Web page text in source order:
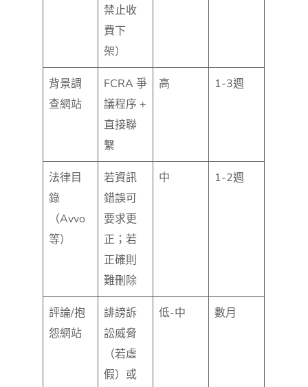
禁止收
費下
架）
背景調
查網站
FCRA 爭
議程序 +
直接聯
繫
高 1-3週
法律目
錄
（Avvo
等）
若資訊
錯誤可
要求更
正；若
正確則
難刪除
中 1-2週
評論/抱
怨網站
誹謗訴
訟威脅
（若虛
假）或
低-中 數月